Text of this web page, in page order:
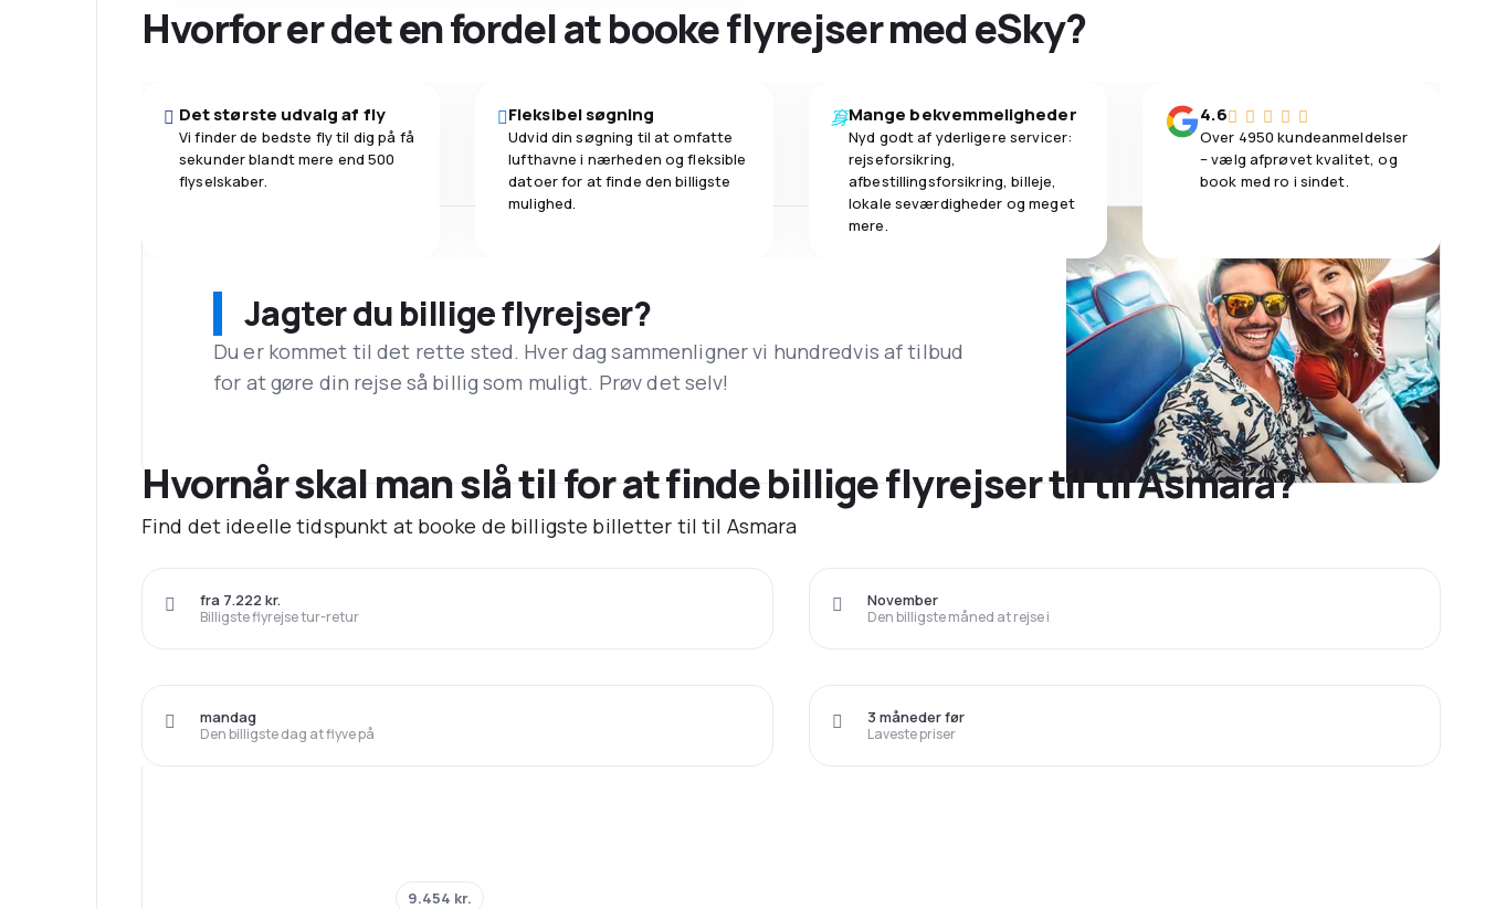
Hvorfor er det en fordel at booke flyrejser med eSky?
Det største udvalg af fly
Vi finder de bedste fly til dig på få
sekunder blandt mere end 500
flyselskaber.
Fleksibel søgning
Udvid din søgning til at omfatte
lufthavne i nærheden og fleksible
datoer for at finde den billigste
mulighed.
Mange bekvemmeligheder
Nyd godt af yderligere servicer:
rejseforsikring,
afbestillingsforsikring, billeje,
lokale seværdigheder og meget
mere.
4.6
Over 4950 kundeanmeldelser
– vælg afprøvet kvalitet, og
book med ro i sindet.
Jagter du billige flyrejser?
Du er kommet til det rette sted. Hver dag sammenligner vi hundredvis af tilbud
for at gøre din rejse så billig som muligt. Prøv det selv!
Hvornår skal man slå til for at finde billige flyrejser til til Asmara?
Find det ideelle tidspunkt at booke de billigste billetter til til Asmara
Billigste flyrejse tur-retur
fra 7.222 kr.
Den billigste måned at rejse i
November
Den billigste dag at flyve på
mandag
Laveste priser
3 måneder før
9.454 kr.